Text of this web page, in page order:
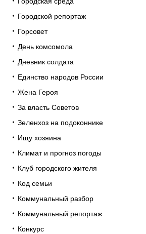
Городской репортаж
Горсовет
День комсомола
Дневник солдата
Единство народов России
Жена Героя
За власть Советов
Зеленхоз на подоконнике
Ищу хозяина
Климат и прогноз погоды
Клуб городского жителя
Код семьи
Коммунальный разбор
Коммунальный репортаж
Конкурс